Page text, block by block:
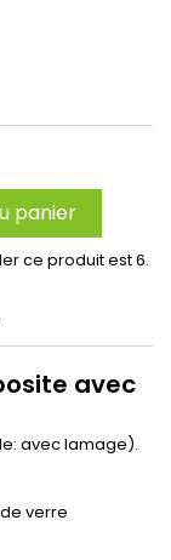
panier
ce produit est 6.
avec
avec lamage).
verre